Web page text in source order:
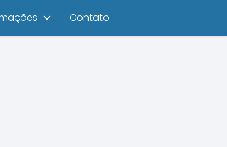
Contato